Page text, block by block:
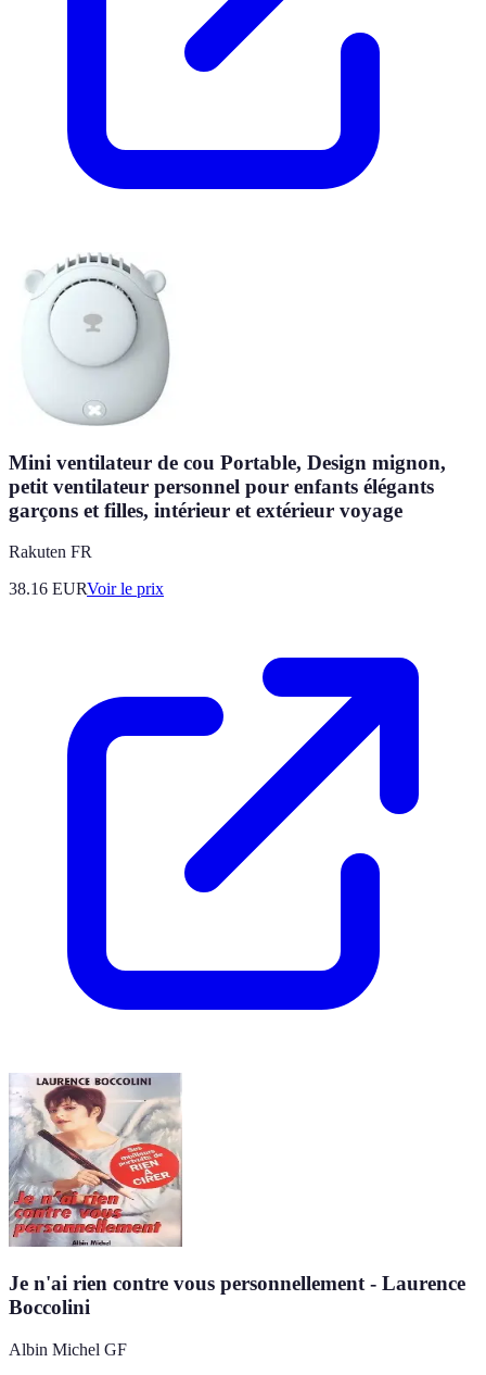
Mini ventilateur de cou Portable, Design mignon,
petit ventilateur personnel pour enfants élégants
garçons et filles, intérieur et extérieur voyage
Rakuten FR
38.16 EURVoir le prix
Je n'ai rien contre vous personnellement - Laurence
Boccolini
Albin Michel GF